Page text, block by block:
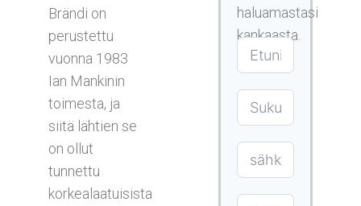
Brändi on
perustettu
vuonna 1983
Ian Mankinin
toimesta, ja
siitä lähtien se
on ollut
tunnettu
korkealaatuisista
haluamastasi
kankaasta.